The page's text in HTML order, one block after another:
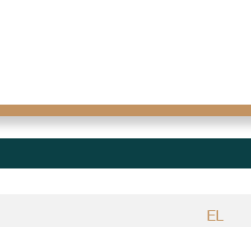
EL